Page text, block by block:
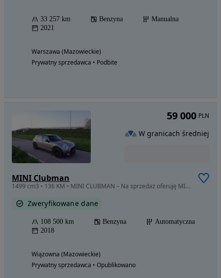
33 257 km Benzyna
Manualna
2021
Warszawa (Mazowieckie)
Prywatny sprzedawca • Podbite
MINI Clubman
1499 cm3 • 136 KM • MINI CLUBMAN – Na sprzedaż oferuję MINI Clubman z 2018 roku
Zweryfikowane dane
108 500 km Benzyna
Automatyczna
2018
Wiązowna (Mazowieckie)
Prywatny sprzedawca • Opublikowano
59 000 PLN
W granicach średniej